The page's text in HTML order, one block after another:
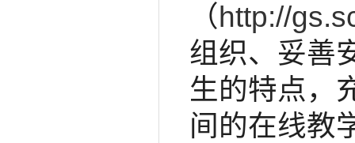
（ http://
组织、妥善
生的特点，
间的在线教